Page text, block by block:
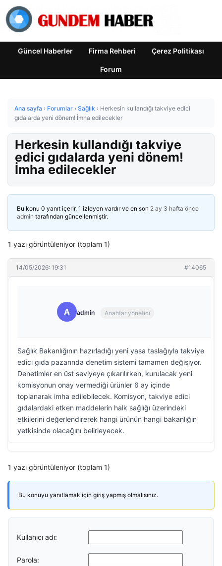
Güncel Haberler Firma Rehberi Çerez Politikası
Forum
Ana sayfa › Forumlar › Sağlık › Herkesin kullandığı takviye edici
gıdalarda yeni dönem! İmha edilecekler
Herkesin kullandığı takviye
edici gıdalarda yeni dönem!
İmha edilecekler
Bu konu 0 yanıt içerir, 1 izleyen vardır ve en son 2 ay 3 hafta önce
admin tarafından güncellenmiştir.
1 yazı görüntüleniyor (toplam 1)
14/05/2026: 19:31 #14065
A admin Anahtar yönetici
Sağlık Bakanlığının hazırladığı yeni yasa taslağıyla takviye
edici gıda pazarında denetim sistemi tamamen değişiyor.
Denetimler en üst seviyeye çıkarılırken, kurulacak yeni
komisyonun onay vermediği ürünler 6 ay içinde
toplanarak imha edilebilecek. Komisyon, takviye edici
gıdalardaki etken maddelerin halk sağlığı üzerindeki
etkilerini değerlendirerek hangi ürünün hangi bakanlığın
yetkisinde olacağını belirleyecek.
1 yazı görüntüleniyor (toplam 1)
Bu konuyu yanıtlamak için giriş yapmış olmalısınız.
Kullanıcı adı:
Parola: